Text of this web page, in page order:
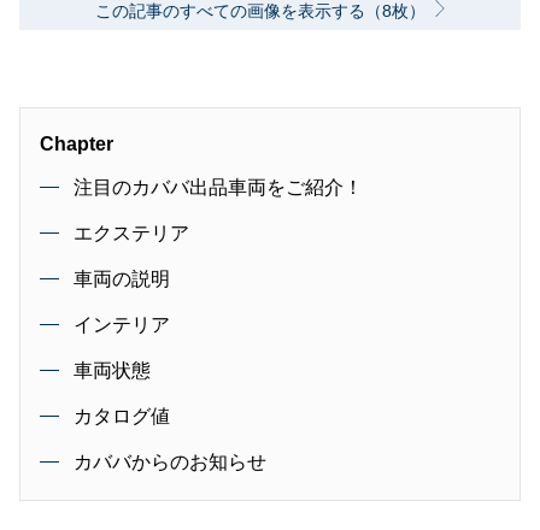
この記事のすべての画像を表示する（8枚）
Chapter
注目のカババ出品車両をご紹介！
エクステリア
車両の説明
インテリア
車両状態
カタログ値
カババからのお知らせ